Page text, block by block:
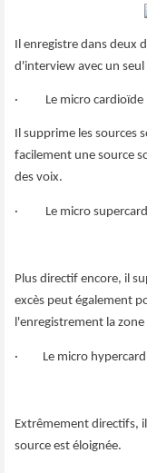
Il enregistre dans deux
d'interview avec un seul
· Le micro cardioïde
Il supprime les sources
facilement une source
des voix.
· Le micro
Plus directif encore, il
excès peut également
l'enregistrement la zone
· Le micro
Extrêmement directifs,
source est éloignée.